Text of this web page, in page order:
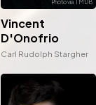
Vincent
D'Onofrio
Carl Rudolph Stargher